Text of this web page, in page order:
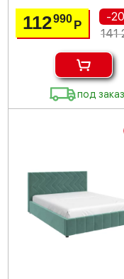
112990Р
-
141
под заказ